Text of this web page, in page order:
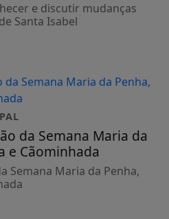
e discutir mudanças
Santa Isabel
da Semana Maria da
e Cãominhada
Semana Maria da Penha,